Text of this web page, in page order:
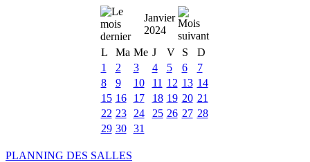
Janvier
2024
L
Ma Me J V S
D
1
2 3 4 5 6
7
8
9 10 11 12 13 14
15 16 17 18 19 20 21
22 23 24 25 26 27 28
29 30 31
PLANNING DES SALLES